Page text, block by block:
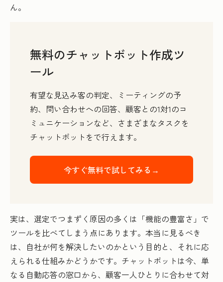
ん。
無料のチャットボット作成ツ
ール
有望な見込み客の判定、ミーティングの予
約、問い合わせへの回答、顧客との1対1のコ
ミュニケーションなど、さまざまなタスクを
チャットボットをで行えます。
今すぐ無料で試してみる→
実は、選定でつまずく原因の多くは「機能の豊富さ」で
ツールを比べてしまう点にあります。本当に見るべき
は、自社が何を解決したいのかという目的と、それに応
えられる仕組みかどうかです。チャットボットは今、単
なる自動応答の窓口から、顧客一人ひとりに合わせて対